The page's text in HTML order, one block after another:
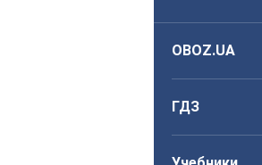
OBOZ.UA
ГДЗ